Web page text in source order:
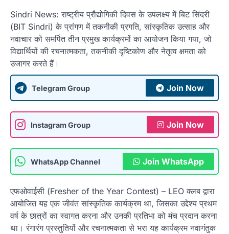
Sindri News: राष्ट्रीय प्रौद्योगिकी दिवस के उपलक्ष्य में बिट सिंदरी
(BIT Sindri) के प्रांगण में तकनीकी प्रगति, सांस्कृतिक उत्साह और
नवाचार को समर्पित तीन प्रमुख कार्यक्रमों का आयोजन किया गया, जो
विद्यार्थियों की रचनात्मकता, तकनीकी दृष्टिकोण और नेतृत्व क्षमता को
उजागर करते हैं।
Telegram Group Join Now
Instagram Group Join Now
WhatsApp Channel Join WhatsApp
एफओवाईसी (Fresher of the Year Contest) – LEO क्लब द्वारा
आयोजित यह एक जीवंत सांस्कृतिक कार्यक्रम था, जिसका उद्देश्य प्रथम
वर्ष के छात्रों का स्वागत करना और उनकी प्रतिभा को मंच प्रदान करना
था। रंगारंग प्रस्तुतियों और रचनात्मकता से भरा यह कार्यक्रम नवागंतुक